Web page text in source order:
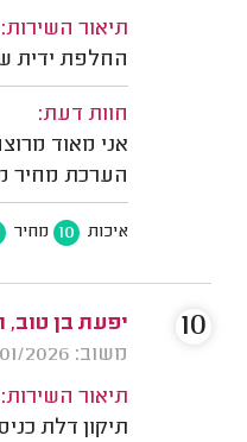
תיאור השירות:
החלפת ידית
חוות דעת:
אני מאוד
הערכת מחיר
איכות 10 מחיר
יפעת בן טוב,
משוב: 07/01/2026
תיאור השירות:
תיקון דלת
10